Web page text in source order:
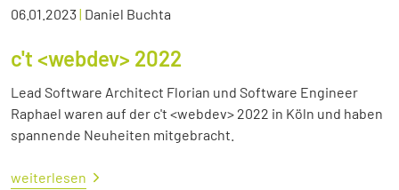
06.01.2023| Daniel Buchta
c't <webdev> 2022
Lead Software Architect Florian und Software Engineer
Raphael waren auf der c't <webdev> 2022 in Köln und haben
spannende Neuheiten mitgebracht.
weiterlesen